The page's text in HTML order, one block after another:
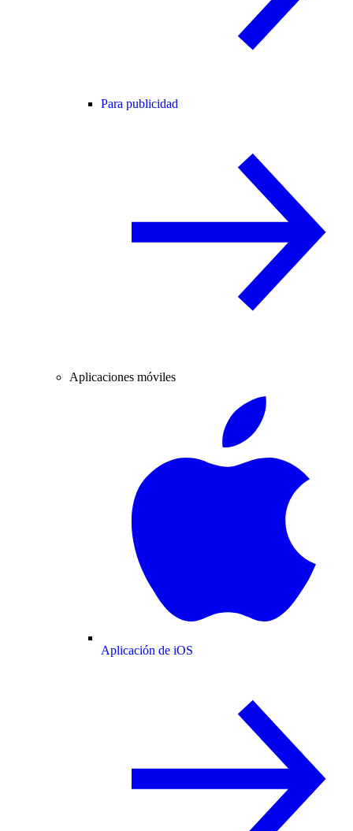
Para publicidad
Aplicaciones móviles
Aplicación de iOS